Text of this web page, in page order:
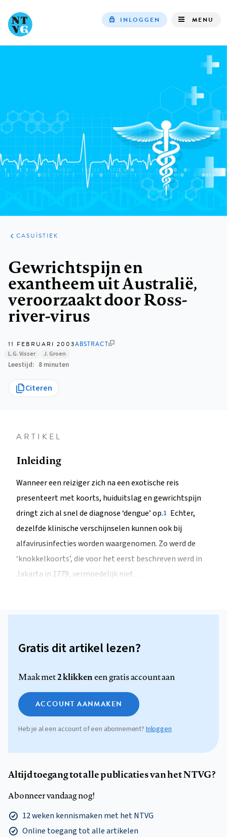
navigation
INLOGGEN MENU
ARTIKELEN
PRAKTIJK
CASUÏSTIEK
Gewrichtspijn en
exantheem uit Australië,
veroorzaakt door Ross-
river-virus
11 FEBRUARI 2003ABSTRACT
L.G. Visser J. Groen
Leestijd 8 minuten
Citeren
ARTIKEL
Inleiding
Wanneer een reiziger zich na een exotische reis
presenteert met koorts, huiduitslag en gewrichtspijn
dringt zich al snel de diagnose ‘dengue’ op.1 Echter,
dezelfde klinische verschijnselen kunnen ook bij
alfavirusinfecties worden waargenomen. Zo werd de
‘knokkelkoorts’, die voor het eerst beschreven werd in
Jakarta in 1779, vermoedelijk niet…
Gratis dit artikel lezen?
Maak met2 klikkeneen gratis account aan
ACCOUNT AANMAKEN
Heb je al een account of een abonnement? Inloggen
Altijd toegang tot alle publicaties van het NTVG?
Abonneer vandaag nog!
12 weken kennismaken met het NTVG
Online toegang tot alle artikelen